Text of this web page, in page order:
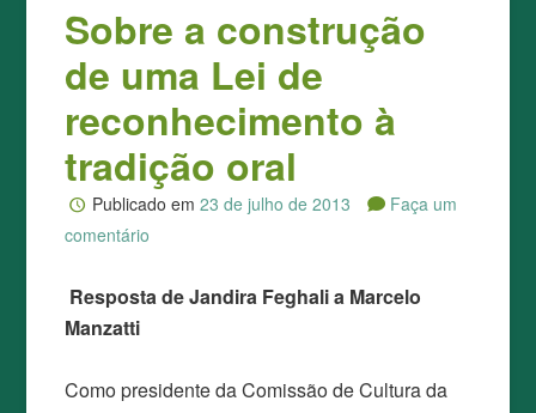
Sobre a construção
de uma Lei de
reconhecimento à
tradição oral
Publicado em 23 de julho de 2013
Faça um
comentário
Resposta de Jandira Feghali a Marcelo
Manzatti
Como presidente da Comissão de Cultura da